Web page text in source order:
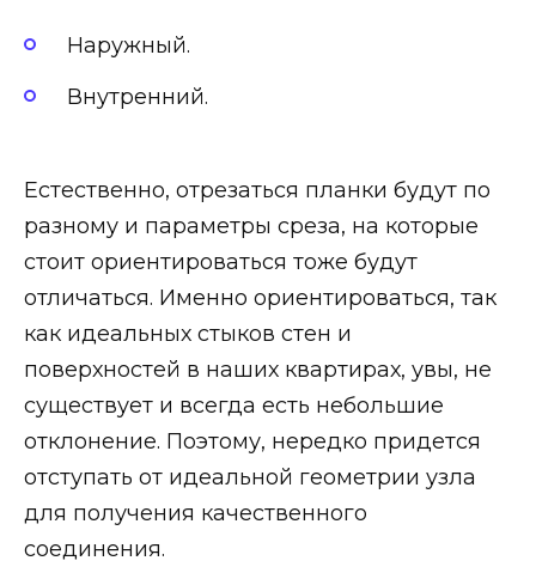
Наружный.
Внутренний.
Естественно, отрезаться планки будут по
разному и параметры среза, на которые
стоит ориентироваться тоже будут
отличаться. Именно ориентироваться, так
как идеальных стыков стен и
поверхностей в наших квартирах, увы, не
существует и всегда есть небольшие
отклонение. Поэтому, нередко придется
отступать от идеальной геометрии узла
для получения качественного
соединения.